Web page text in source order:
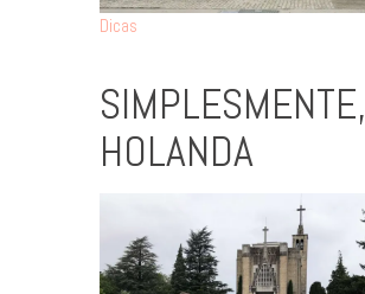
Dicas
SIMPLESMENTE,
HOLANDA